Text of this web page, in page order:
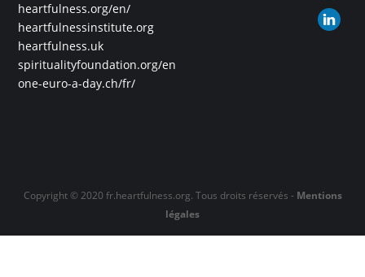
heartfulness.org/en/
heartfulnessinstitute.org
heartfulness.uk
spiritualityfoundation.org/en
one-euro-a-day.ch/fr/
Copyright © 2020 fr.heartfulness.org. Tous droits réservés - Mentions
légales